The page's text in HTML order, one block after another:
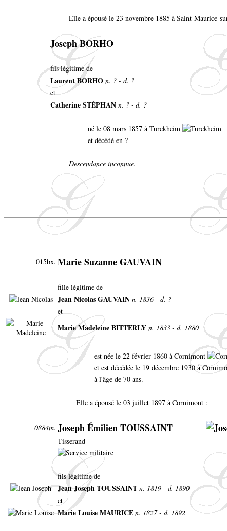
Elle a épousé le 23 novembre 1885 à Saint-Maurice-
Joseph BORHO
fils légitime de
Laurent BORHO n. ? - d. ?
et
Catherine STÉPHAN n. ? - d. ?
né le 08 mars 1857 à Turckheim
et décédé en ?
Descendance inconnue.
015bx. Marie Suzanne GAUVAIN
fille légitime de
Jean Nicolas GAUVAIN n. 1836 - d. ?
et
Marie Madeleine BITTERLY n. 1833 - d. 1880
est née le 22 février 1860 à Cornimont
et est décédée le 19 décembre 1930 à
à l'âge de 70 ans.
Elle a épousé le 03 juillet 1897 à Cornimont :
0884m. Joseph Émilien TOUSSAINT
Tisserand
fils légitime de
Jean Joseph TOUSSAINT n. 1819 - d. 1890
et
Marie Louise MAURICE n. 1827 - d. 1892